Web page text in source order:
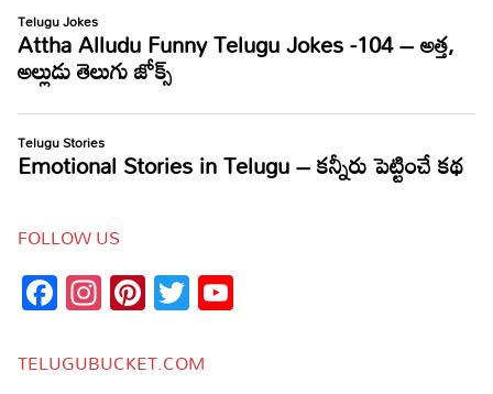
FOLLOW US
Facebook
Instagram
Pinterest
Twitter
TELUGUBUCKET.COM